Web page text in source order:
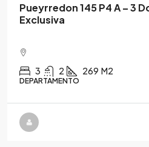
Pueyrredon 145 P4 A – 3
Exclusiva
3 2 269 M2
DEPARTAMENTO